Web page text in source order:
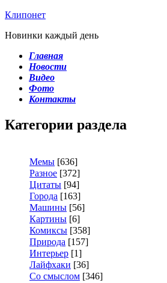
Клипонет
Новинки каждый день
Главная
Новости
Видео
Фото
Контакты
Категории раздела
Мемы [636]
Разное [372]
Цитаты [94]
Города [163]
Машины [56]
Картины [6]
Комиксы [358]
Природа [157]
Интерьер [1]
Лайфхаки [36]
Со смыслом [346]